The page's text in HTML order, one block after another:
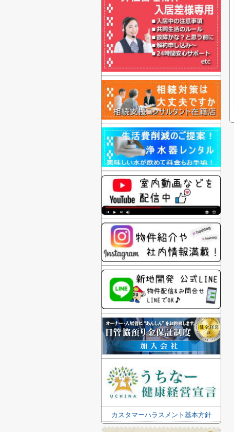
カスタマーハラスメント基本方針